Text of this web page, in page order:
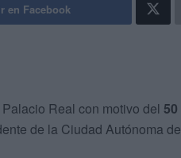
en Facebook
Real con motivo del 50
de la Ciudad Autónoma de